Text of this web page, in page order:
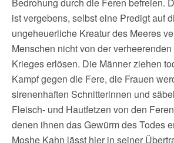
ist vergebens, selbst eine Predigt auf
ungeheuerliche Kreatur des Meeres
Menschen nicht von der
Krieges erlösen. Die Männer ziehen
Kampf gegen die Fere, die Frauen
sirenenhaften Schnitterinnen und
Fleisch- und Hautfetzen von den
denen ihnen das Gewürm des Todes
Moshe Kahn lässt hier in seiner